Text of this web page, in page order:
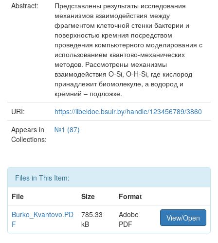
Abstract:
Представлены результаты исследования
механизмов взаимодействия между
фрагментом клеточной стенки бактерии и
поверхностью кремния посредством
проведения компьютерного моделирования с
использованием квантово-механических
методов. Рассмотрены механизмы
взаимодействия O-Si, O-H-Si, где кислород
принадлежит биомолекуле, а водород и
кремний – подложке.
URI:
https://libeldoc.bsuir.by/handle/123456789/3860
Appears in
Collections:
№1 (87)
Files in This Item:
File
Size
Format
Burko_Kvantovo.PD
F
785.33
kB
Adobe
PDF
View/Open